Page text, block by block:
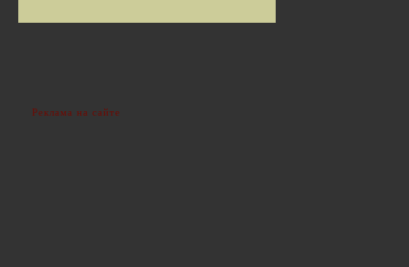
Реклама на сайте